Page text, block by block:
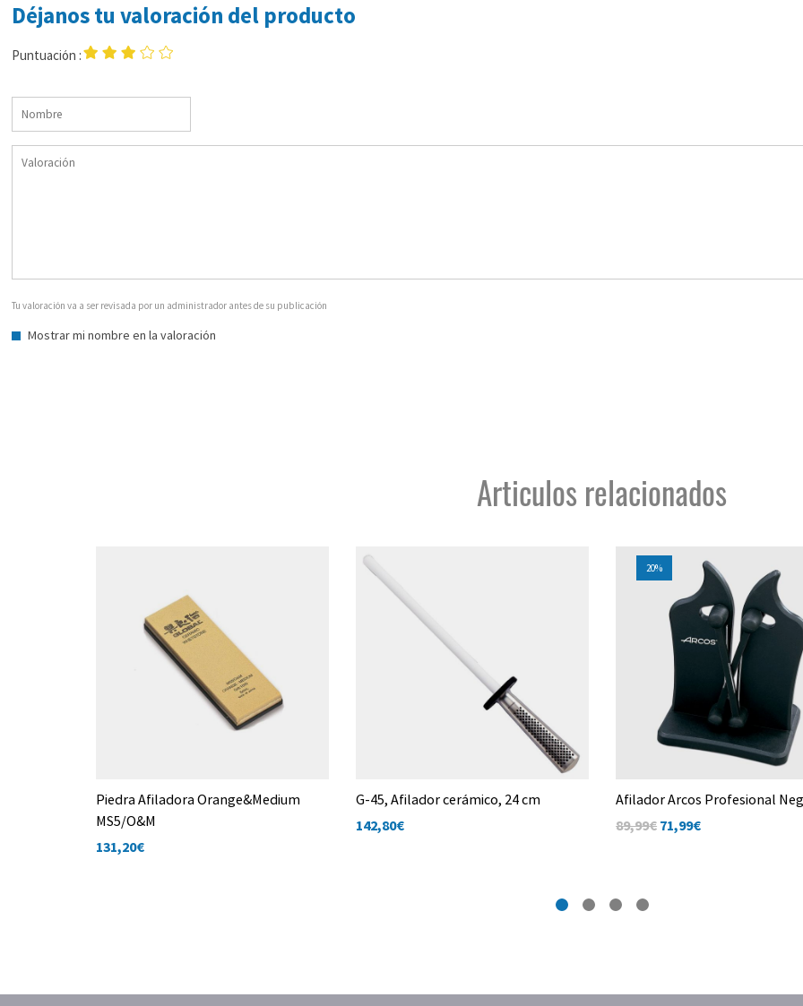
Déjanos tu valoración del producto
Puntuación :
Tu valoración va a ser revisada por un administrador antes de su publicación
Mostrar mi nombre en la valoración
Articulos relacionados
Piedra Afiladora Orange&Medium
MS5/O&M
131,20€
G-45, Afilador cerámico, 24 cm
142,80€
20%
Afilador Arcos Profesional
89,99€ 71,99€